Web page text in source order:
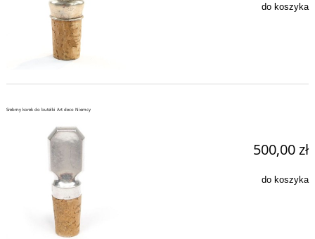
do koszyka
Srebrny korek do butelki Art deco Niemcy
500,00 zł
do koszyka